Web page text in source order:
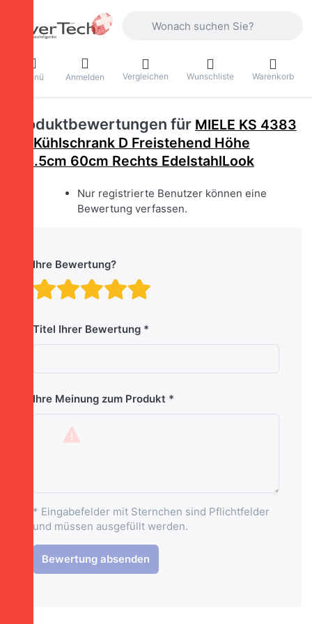
Menü Anmelden Vergleichen Wunschliste Warenkorb
Produktbewertungen für MIELE KS 4383
DD Kühlschrank D Freistehend Höhe
185.5cm 60cm Rechts EdelstahlLook
Nur registrierte Benutzer können eine
Bewertung verfassen.
Ihre Bewertung?
Bewertung: 4 von
Bewertung: 3 von 5
Bewertung: 2 von 5
Bewertung: 1 von 5
Titel Ihrer Bewertung
Ihre Meinung zum Produkt
* Eingabefelder mit Sternchen sind Pflichtfelder
und müssen ausgefüllt werden.
Bewertung absenden